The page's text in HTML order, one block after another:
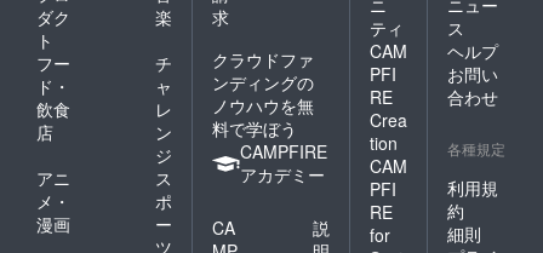
ダク
ト
楽
フー
ド・
飲食
店
チ
ャ
レ
ン
ジ
アニ
メ・
漫画
ス
ポ
ー
ツ
求
クラウドファ
ンディングの
ノウハウを無
料で学ぼう
CAMPFIRE
アカデミー
CA
説
ニ
ティ
CAM
PFI
RE
Crea
tion
CAM
PFI
RE
for
ニュー
ス
ヘルプ
お問い
合わせ
各種規定
利用規
約
細則